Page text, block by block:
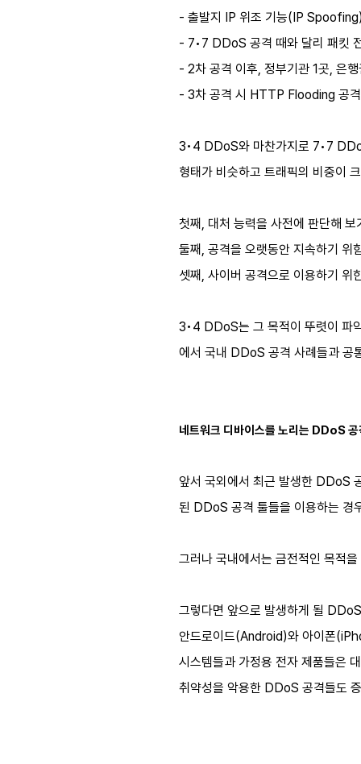
- 출발지 IP 위조 기능(IP
- 7•7 DDoS 공격 때와 달리 패킷
- 2차 공격 이후, 정부기관 1곳, 은
- 3차 공격 시 HTTP Flooding 공
3•4 DDoS와 마찬가지로 7•7
형태가 비슷하고 트래픽의 비중이
첫째, 대처 능력을 사전에 판단해
둘째, 공격을 오랫동안 지속하기 위
셋째, 사이버 공격으로 이용하기 위
3•4 DDoS는 그 목적이 뚜렷이 파
에서 국내 DDoS 공격 사례들과 공
네트워크 디바이스를 노리는 DDoS 공
앞서 국외에서 최근 발생한 DDoS
된 DDoS 공격 툴들을 이용하는 경
그러나 국내에서는 금전적인 목적
그렇다면 앞으로 발생하게 될
안드로이드(Android)와 아이폰
시스템들과 가정용 전자 제품들은
취약성을 악용한 DDoS 공격들도